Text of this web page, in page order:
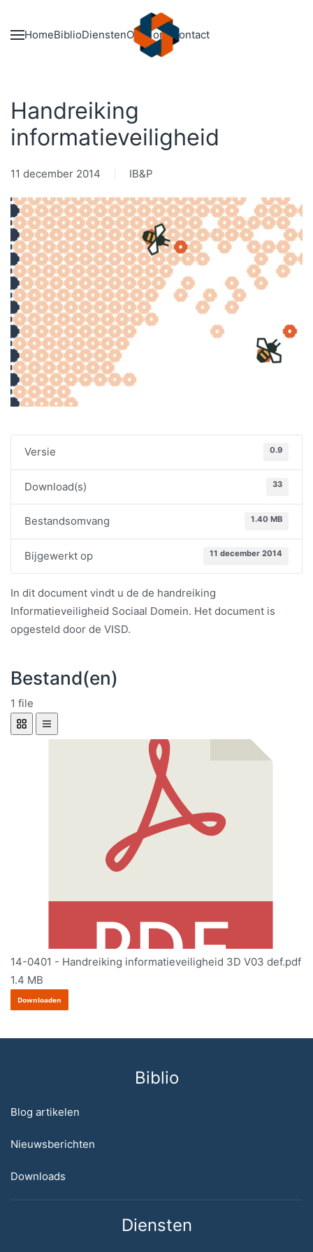
Skip to main content
HomeBiblioDienstenOver onsContact
Handreiking
informatieveiligheid
11 december 2014 IB&P
Versie 0.9
Download(s) 33
Bestandsomvang 1.40 MB
Bijgewerkt op 11 december 2014
In dit document vindt u de de handreiking
Informatieveiligheid Sociaal Domein. Het document is
opgesteld door de VISD.
Bestand(en)
1 file
14-0401 - Handreiking informatieveiligheid 3D V03 def.pdf
1.4 MB
Downloaden
Biblio
Blog artikelen
Nieuwsberichten
Downloads
Diensten